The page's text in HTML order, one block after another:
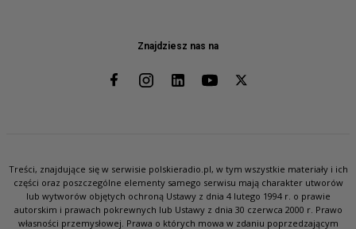
Znajdziesz nas na
Treści, znajdujące się w serwisie polskieradio.pl, w tym wszystkie materiały i ich
części oraz poszczególne elementy samego serwisu mają charakter utworów
lub wytworów objętych ochroną Ustawy z dnia 4 lutego 1994 r. o prawie
autorskim i prawach pokrewnych lub Ustawy z dnia 30 czerwca 2000 r. Prawo
własności przemysłowej. Prawa o których mowa w zdaniu poprzedzającym